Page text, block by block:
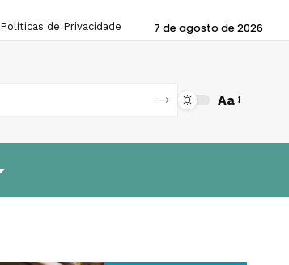
Políticas de Privacidade 7 de agosto de 2026
Aa